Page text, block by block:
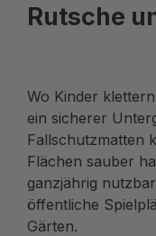
Rutsche
Wo Kinder
ein sicherer
Fallschutzmatten
Flächen sauber
ganzjährig
öffentliche
Gärten.